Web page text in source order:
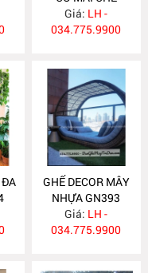
GN396
Giá: LH -
034.775.9900
ĐA
GHẾ DECOR MÂY
NHỰA GN393
Giá: LH -
034.775.9900